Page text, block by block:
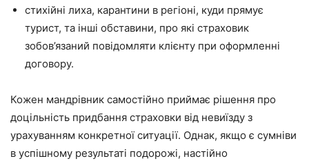
стихійні лиха, карантини в регіоні, куди прямує
турист, та інші обставини, про які страховик
зобов’язаний повідомляти клієнту при оформленні
договору.
Кожен мандрівник самостійно приймає рішення про
доцільність придбання страховки від невиїзду з
урахуванням конкретної ситуації. Однак, якщо є сумніви
в успішному результаті подорожі, настійно